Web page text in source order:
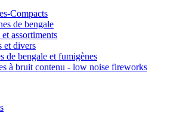
Compacts
de bengale
et assortiments
et divers
de bengale et fumigènes
à bruit contenu - low noise fireworks